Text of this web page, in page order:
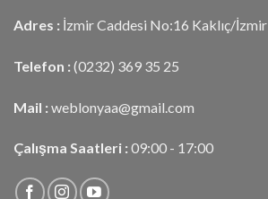
Adres : İzmir Caddesi No:16 Kaklıç/İzmir
Telefon : (0232) 369 35 25
Mail : weblonyaa@gmail.com
Çalışma Saatleri : 09:00 - 17:00